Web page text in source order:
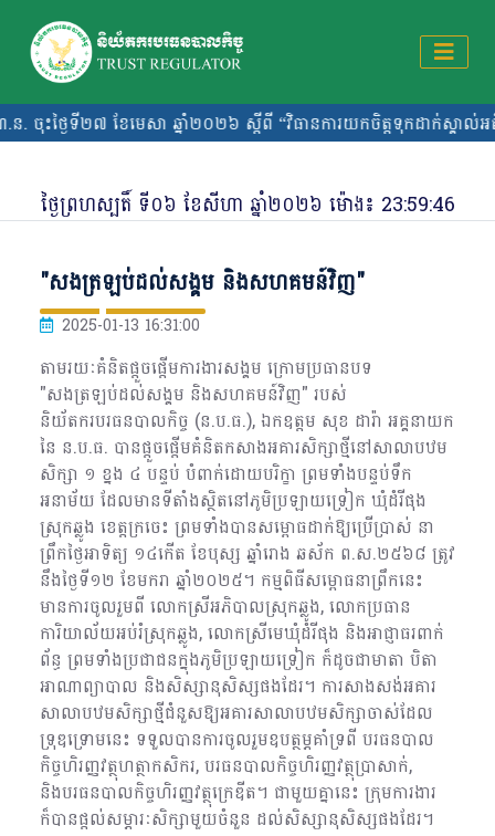
២៧ ខែមេសា ឆ្នាំ២០២៦ ស្តីពី “វិធានការយកចិត្តទុកដាក់ស្គាល់អតិថិ
ថ្ងៃ​ព្រហស្បតិ៍ ​ទី​០៦ ​ខែសីហា ឆ្នាំ២០២៦ ម៉ោង៖ 23:59:47
"សងត្រឡប់ដល់សង្គម និងសហគមន៍វិញ"
2025-01-13 16:31:00
តាមរយៈគំនិតផ្តួចផ្តើមការងារសង្គម ក្រោមប្រធានបទ
"សងត្រឡប់ដល់សង្គម និងសហគមន៍វិញ" របស់
និយ័តករបរធនបាលកិច្ច (ន.ប.ធ.), ឯកឧត្តម សុខ ដារ៉ា អគ្គនាយក
នៃ ន.ប.ធ. បានផ្ដួចផ្ដើមគំនិតកសាងអគារសិក្សាថ្មីនៅសាលាបឋម
សិក្សា ១ ខ្នង ៤ បន្ទប់ បំពាក់ដោយបរិក្ខា ព្រមទាំងបន្ទប់ទឹក
អនាម័យ ដែលមានទីតាំងស្ថិតនៅភូមិប្រឡាយទ្រៀក ឃុំដំរីផុង
ស្រុកឆ្លូង ខេត្តក្រចេះ ព្រមទាំងបានសម្ពោធដាក់ឱ្យប្រើប្រាស់ នា
ព្រឹកថ្ងៃអាទិត្យ ១៤កើត ខែបុស្ស ឆ្នាំរោង ឆស័ក ព.ស.២៥៦៨ ត្រូវ
នឹងថ្ងៃទី១២ ខែមករា ឆ្នាំ២០២៥។ កម្មពិធីសម្ពោធនាព្រឹកនេះ
មានការចូលរួមពី លោកស្រីអភិបាលស្រុកឆ្លូង, លោកប្រធាន
ការិយាល័យអប់រំស្រុកឆ្លូង, លោកស្រីមេឃុំដំរីផុង និងអាជ្ញាធរពាក់
ព័ន្ធ ព្រមទាំងប្រជាជនក្នុងភូមិប្រឡាយទ្រៀក ក៏ដូចជាមាតា បិតា
អាណាព្យាបាល និងសិស្សានុសិស្សផងដែរ។ ការសាងសង់អគារ
សាលាបឋមសិក្សាថ្មី​ជំនួសឱ្យអគារសាលាបឋមសិក្សាចាស់ដែល
ទ្រុឌទ្រោមនេះ ទទួលបានការចូលរួមឧបត្ថម្ភគាំទ្រពី​ បរធនបាល
កិច្ចហិរញ្ញវត្ថុហត្ថាកសិករ, បរធនបាលកិច្ចហិរញ្ញវត្ថុប្រាសាក់,
និងបរធនបាលកិច្ចហិរញ្ញវត្ថុក្រេឌីត។ ជាមួយគ្នានេះ ក្រុមការងារ
ក៏បានផ្ដល់សម្ភារៈសិក្សាមួយចំនួន ដល់សិស្សានុសិស្សផងដែរ។